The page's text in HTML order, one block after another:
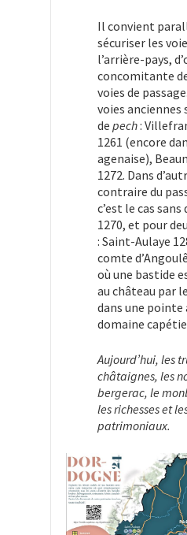
Il convient
sécuriser les
l’arrière-pays,
concomitante
voies de
voies
de pech:
1261 (encore
agenaise),
1272. Dans
contraire du
c’est le cas
1270, et pour
: Saint-Aulaye
comte
où une bastide
au château par
dans une pointe
domaine
Aujourd’hui, les
châtaignes, les
bergerac, le
les richesses et
patrimoniaux.